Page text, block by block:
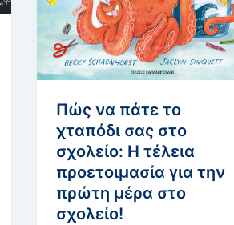
Πώς να πάτε το
χταπόδι σας στο
σχολείο: Η τέλεια
προετοιμασία για την
πρώτη μέρα στο
σχολείο!